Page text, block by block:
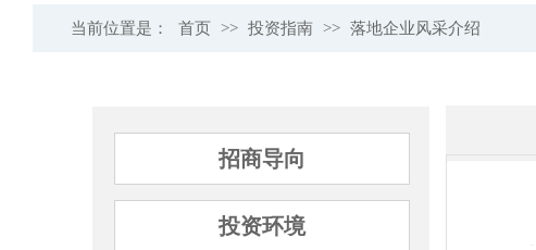
当前位置是： 首页 >> 投资指南 >> 落地企业风采介绍
招商导向
投资环境